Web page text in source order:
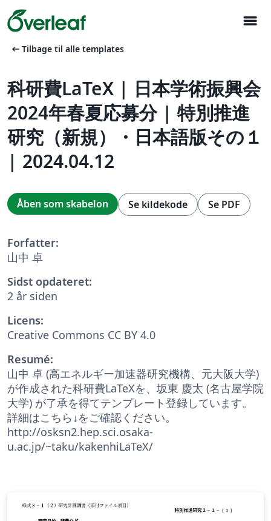
menu
arrow_left_alt Tilbage til alle templates
科研費LaTeX | 日本学術振興会
2024年春夏応募分 | 特別推進
研究（新規）・日本語版その１
| 2024.04.12
Åben som skabelon Se kildekode Se PDF
Forfatter:
山中 卓
Sidst opdateret:
2 år siden
Licens:
Creative Commons CC BY 4.0
Resumé:
山中 卓 (高エネルギー加速器研究機構、元大阪大学)
が作成された科研費LaTeXを、坂東 慶太 (名古屋学院
大学) が了承を得てテンプレート登録しています。
詳細はこちら↓をご確認ください。
http://osksn2.hep.sci.osaka-
u.ac.jp/~taku/kakenhiLaTeX/